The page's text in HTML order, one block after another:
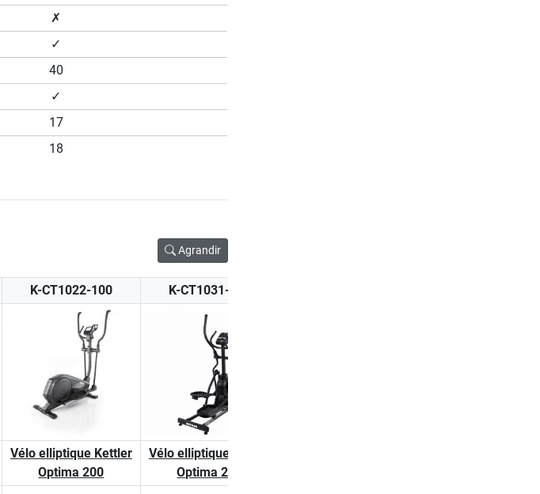
✗
✓
40
✓
17
18
Agrandir
K-CT1022-100 K-CT1031-100
Vélo elliptique Kettler
Optima 200
Vélo elliptique Kettler
Optima 200